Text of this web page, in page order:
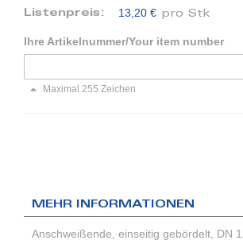
Listenpreis: 13,20 € pro Stk
Ihre Artikelnummer/Your item number
Maximal 255 Zeichen
MEHR INFORMATIONEN
Anschweißende, einseitig gebördelt, DN